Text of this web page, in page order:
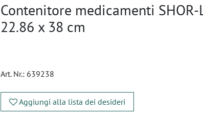
Contenitore medicamenti SHOR-
22.86 x 38 cm
Art. Nr.: 639238
Aggiungi alla lista dei desideri